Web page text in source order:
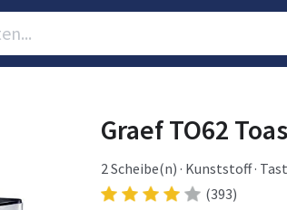
Graef TO62
2 Scheibe(n) · Kunststoff ·
(393)